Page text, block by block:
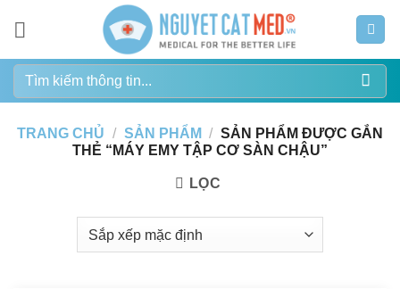
dung
Tìm
kiếm:
TRANG CHỦ / SẢN PHẨM / SẢN PHẨM ĐƯỢC GẮN
THẺ “MÁY EMY TẬP CƠ SÀN CHẬU”
LỌC